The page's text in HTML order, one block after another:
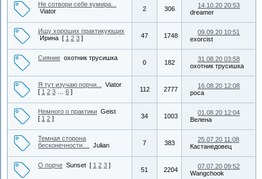
Не сотвори себе кумира...
Viator
2 306
14.10.20 20:53
dreamer
Ищу хороших практикующих
Ирина [ 1 2 3 ] 47 1748
09.09.20 10:51
exorcist
Сияние охотник трусишка
0 182
31.08.20 03:58
охотник трусишка
Я тут изучаю порчи...
Viator
[ 1 2 3 6 ] 112 2777
16.08.20 12:08
роса
Немного о практики Geist
[ 1 2 ] 34 1003
01.08.20 12:04
Велена
Темная сторона
бесконечности....
Julian 7 383
25.07.20 11:08
Кастанедовец
О порче Sunset [ 1 2 3 ]
51 2204
07.07.20 09:52
Wangchook